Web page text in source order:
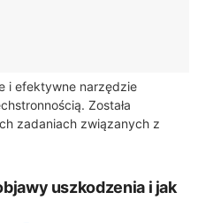
i efektywne narzędzie
Została
zadaniach związanych z
uszkodzenia i jak